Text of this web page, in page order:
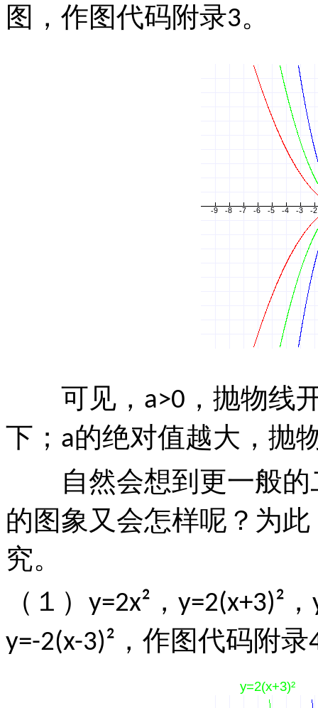
图，作图代码附录3。
可见， a>0 ，抛物线
下； a的绝对值越大，抛
自然会想到更一般的
的图象又会怎样呢？为
究。
（１） y=2x² ， y=2(x+3)² ，
y=-2(x-3)² ，作图代码附录